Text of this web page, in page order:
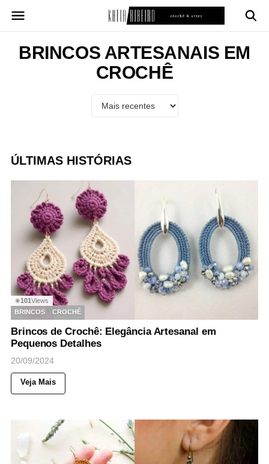
para
conteúdoBRINCOS ARTESANAIS EM
CROCHÊ
ÚLTIMAS HISTÓRIAS
◉101Views
BRINCOS
CROCHÊ
Brincos de Crochê: Elegância Artesanal em
Pequenos Detalhes
20/09/2024
Veja Mais